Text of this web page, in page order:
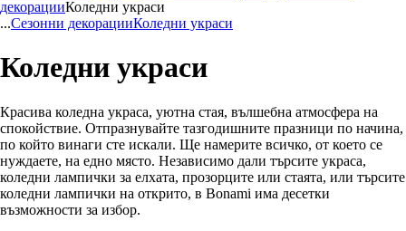
декорацииКоледни украси
...Сезонни декорацииКоледни украси
Коледни украси
Красива коледна украса, уютна стая, вълшебна атмосфера на
спокойствие. Отпразнувайте тазгодишните празници по начина,
по който винаги сте искали. Ще намерите всичко, от което се
нуждаете, на едно място. Независимо дали търсите украса,
коледни лампички за елхата, прозорците или стаята, или търсите
коледни лампички на открито, в Bonami има десетки
възможности за избор.